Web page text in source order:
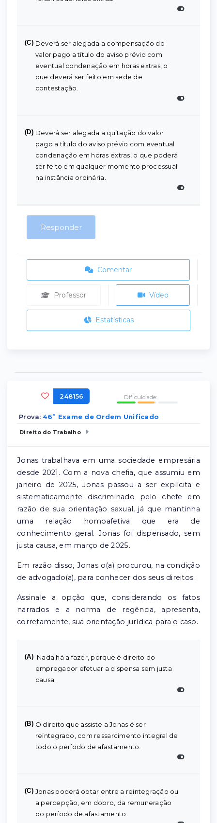
(C) Deverá ser alegada a compensação do
valor pago a título do aviso prévio com
eventual condenação em horas extras, o
que deverá ser feito em sede de
contestação.
(D) Deverá ser alegada a quitação do valor
pago a título do aviso prévio com eventual
condenação em horas extras, o que poderá
ser feito em qualquer momento processual
na instância ordinária.
Responder
Comentar
Professor Vídeo
Estatísticas
248156 Dificuldade:
Prova: 46º Exame de Ordem Unificado
Direito do Trabalho
Jonas trabalhava em uma sociedade empresária
desde 2021. Com a nova chefia, que assumiu em
janeiro de 2025, Jonas passou a ser explícita e
sistematicamente discriminado pelo chefe em
razão de sua orientação sexual, já que mantinha
uma relação homoafetiva que era de
conhecimento geral. Jonas foi dispensado, sem
justa causa, em março de 2025.
Em razão disso, Jonas o(a) procurou, na condição
de advogado(a), para conhecer dos seus direitos.
Assinale a opção que, considerando os fatos
narrados e a norma de regência, apresenta,
corretamente, sua orientação jurídica para o caso.
(A) Nada há a fazer, porque é direito do
empregador efetuar a dispensa sem justa
causa.
(B) O direito que assiste a Jonas é ser
reintegrado, com ressarcimento integral de
todo o período de afastamento.
(C) Jonas poderá optar entre a reintegração ou
a percepção, em dobro, da remuneração
do período de afastamento